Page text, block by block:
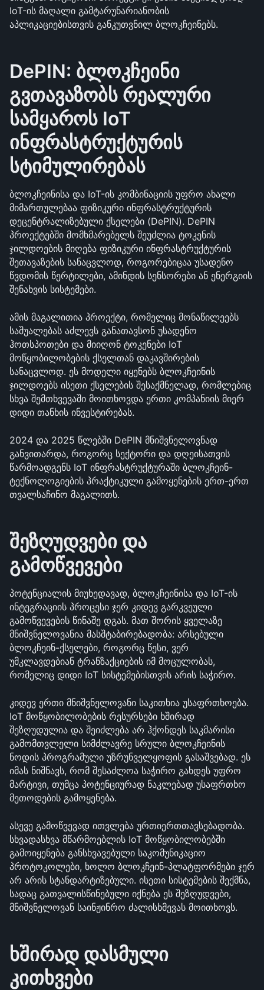
IoT-ის მაღალი გამტარუნარიანობის
აპლიკაციებისთვის განკუთვნილ ბლოკჩეინებს.
DePIN: ბლოკჩეინი
გვთავაზობს რეალური
სამყაროს IoT
ინფრასტრუქტურის
სტიმულირებას
ბლოკჩეინისა და IoT-ის კომბინაციის უფრო ახალი
მიმართულებაა ფიზიკური ინფრასტრუქტურის
დეცენტრალიზებული ქსელები (DePIN). DePIN
პროექტებში მომხმარებელს შეუძლია ტოკენის
ჯილდოების მიღება ფიზიკური ინფრასტრუქტურის
შეთავაზების სანაცვლოდ, როგორებიცაა უსადენო
წვდომის წერტილები, ამინდის სენსორები ან ენერგიის
შენახვის სისტემები.
ამის მაგალითია პროექტი, რომელიც მონაწილეებს
საშუალებას აძლევს განათავსონ უსადენო
ჰოთსპოთები და მიიღონ ტოკენები IoT
მოწყობილობების ქსელთან დაკავშირების
სანაცვლოდ. ეს მოდელი იყენებს ბლოკჩეინის
ჯილდოებს ისეთი ქსელების შესაქმნელად, რომლებიც
სხვა შემთხვევაში მოითხოვდა ერთი კომპანიის მიერ
დიდი თანხის ინვესტირებას.
2024 და 2025 წლებში DePIN მნიშვნელოვნად
განვითარდა, როგორც სექტორი და დღეისათვის
წარმოადგენს IoT ინფრასტრუქტურაში ბლოკჩეინ-
ტექნოლოგიების პრაქტიკული გამოყენების ერთ-ერთ
თვალსაჩინო მაგალითს.
შეზღუდვები და
გამოწვევები
პოტენციალის მიუხედავად, ბლოკჩეინისა და IoT-ის
ინტეგრაციის პროცესი ჯერ კიდევ გარკვეული
გამოწვევების წინაშე დგას. მათ შორის ყველაზე
მნიშვნელოვანია მასშტაბირებადობა: არსებული
ბლოკჩეინ-ქსელები, როგორც წესი, ვერ
უმკლავდებიან ტრანზაქციების იმ მოცულობას,
რომელიც დიდი IoT სისტემებისთვის არის საჭირო.
კიდევ ერთი მნიშვნელოვანი საკითხია უსაფრთხოება.
IoT მოწყობილობების რესურსები ხშირად
შეზღუდულია და შეიძლება არ ჰქონდეს საკმარისი
გამომთვლელი სიმძლავრე სრული ბლოკჩეინის
ნოდის პროგრამული უზრუნველყოფის გასაშვებად. ეს
იმას ნიშნავს, რომ შესაძლოა საჭირო გახდეს უფრო
მარტივი, თუმცა პოტენციურად ნაკლებად უსაფრთხო
მეთოდების გამოყენება.
ასევე გამოწვევად ითვლება ურთიერთთავსებადობა.
სხვადასხვა მწარმოებლის IoT მოწყობილობებში
გამოიყენება განსხვავებული საკომუნიკაციო
პროტოკოლები, ხოლო ბლოკჩეინ-პლატფორმები ჯერ
არ არის სტანდარტიზებული. ისეთი სისტემების შექმნა,
სადაც გათვალისწინებული იქნება ეს შეზღუდვები,
მნიშვნელოვან საინჟინრო ძალისხმევას მოითხოვს.
ხშირად დასმული
კითხვები